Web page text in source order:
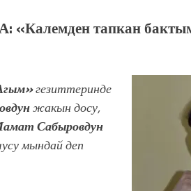
тапкан
гезиттеринде
жакын досу,
Сабыровдун
мындай деп